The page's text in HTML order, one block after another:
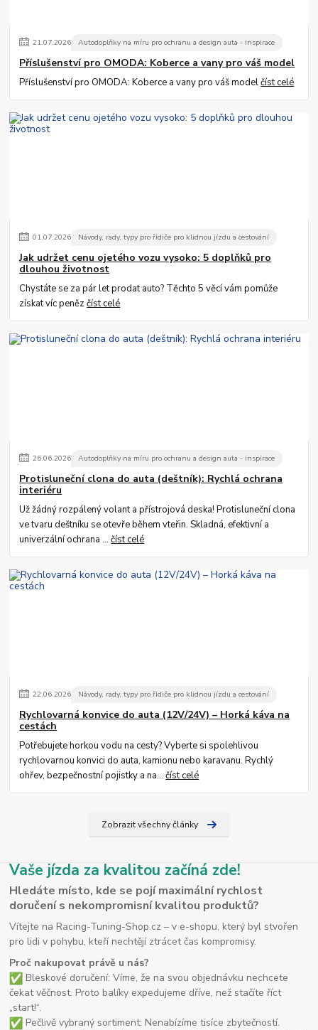
21.07.2026 Autodoplňky na míru pro ochranu a design auta - inspirace
Příslušenství pro OMODA: Koberce a vany pro váš model
Příslušenství pro OMODA: Koberce a vany pro váš modelčíst celé
01.07.2026 Návody, rady, typy pro řidiče pro klidnou jízdu a cestování
Jak udržet cenu ojetého vozu vysoko: 5 doplňků pro
dlouhou životnost
Chystáte se za pár let prodat auto? Těchto 5 věcí vám pomůže
získat víc penězčíst celé
26.06.2026 Autodoplňky na míru pro ochranu a design auta - inspirace
Protisluneční clona do auta (deštník): Rychlá ochrana
interiéru
Už žádný rozpálený volant a přístrojová deska! Protisluneční clona
ve tvaru deštníku se otevře během vteřin. Skladná, efektivní a
univerzální ochrana ...číst celé
22.06.2026 Návody, rady, typy pro řidiče pro klidnou jízdu a cestování
Rychlovarná konvice do auta (12V/24V) – Horká káva na
cestách
Potřebujete horkou vodu na cesty? Vyberte si spolehlivou
rychlovarnou konvici do auta, kamionu nebo karavanu. Rychlý
ohřev, bezpečnostní pojistky a na...číst celé
Zobrazit všechny články
Vaše jízda za kvalitou začíná zde!
Hledáte místo, kde se pojí maximální rychlost
doručení s nekompromisní kvalitou produktů?
Vítejte na Racing-Tuning-Shop.cz – v e-shopu, který byl stvořen
pro lidi v pohybu, kteří nechtějí ztrácet čas kompromisy.
Proč nakupovat právě u nás?
Bleskové doručení: Víme, že na svou objednávku nechcete
čekat věčnost. Proto balíky expedujeme dříve, než stačíte říct
„start!“.
Pečlivě vybraný sortiment: Nenabízíme tisíce zbytečností.